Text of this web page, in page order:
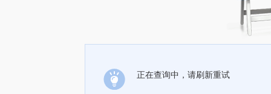
正在查询中，请刷新重试